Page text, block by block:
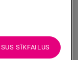
Vai jums vēl
SĪKFAILUS